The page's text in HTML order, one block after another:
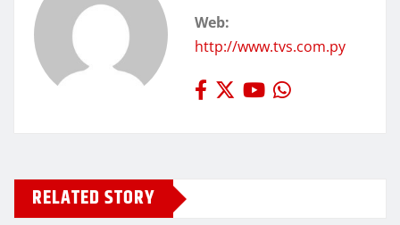
Web:
http://www.tvs.com.py
RELATED STORY